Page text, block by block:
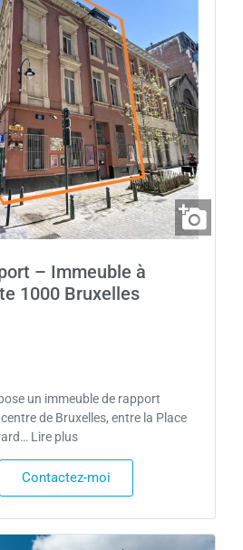
– Immeuble à
1000 Bruxelles
un immeuble de rapport
de Bruxelles, entre la Place
Lire plus
Contactez-moi